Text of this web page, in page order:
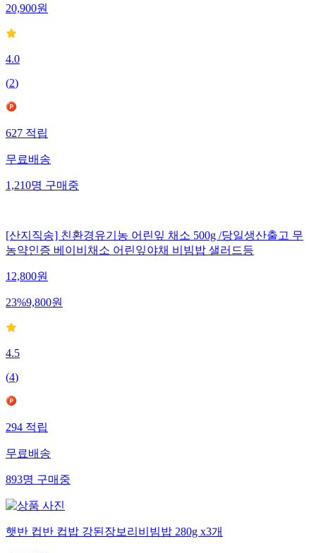
20,900원
4.0
(2)
627 적립
무료배송
1,210명 구매중
[산지직송] 친환경유기농 어린잎 채소 500g /당일생산출고 무
농약인증 베이비채소 어린잎야채 비빔밥 샐러드등
12,800원
23%9,800원
4.5
(4)
294적립
무료배송
893명구매중
햇반 컵반 컵밥 강된장보리비빔밥 280g x3개